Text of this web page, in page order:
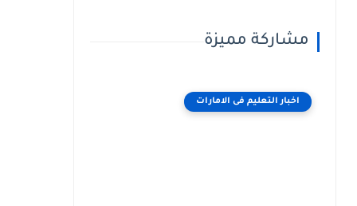
مشاركة مميزة
اخبار التعليم فى الامارات